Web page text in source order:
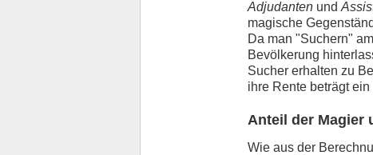
Adjudantenund
magische
Da man "Suchern"
Bevölkerung
Sucher erhalten zu
ihre Rente beträgt
Anteil der Magier
Wie aus der